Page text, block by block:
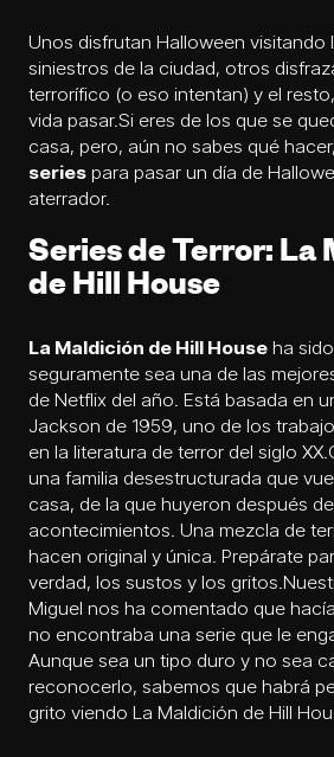
Unos disfrutan Halloween visitando
siniestros de la ciudad, otros
terrorífico (o eso intentan) y el
vida pasar.Si eres de los que se
casa, pero, aún no sabes qué
series para pasar un día de
aterrador.
Series de Terror: La
de Hill House
La Maldición de Hill House ha
seguramente sea una de las
de Netflix del año. Está basada en
Jackson de 1959, uno de los
en la literatura de terror del siglo
una familia desestructurada que
casa, de la que huyeron después
acontecimientos. Una mezcla de
hacen original y única. Prepárate
verdad, los sustos y los
Miguel nos ha comentado que
no encontraba una serie que le
Aunque sea un tipo duro y no sea
reconocerlo, sabemos que habrá
grito viendo La Maldición de Hill